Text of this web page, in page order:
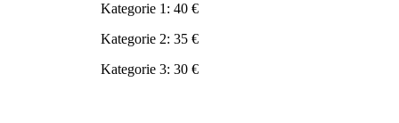
Kategorie 1: 40 €
Kategorie 2: 35 €
Kategorie 3: 30 €